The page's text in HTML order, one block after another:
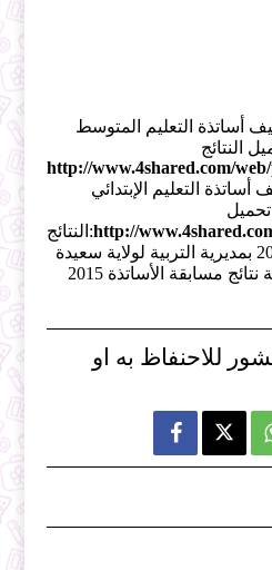
http://www.4shared.com/
تحميل
النتائج:http://
مسابقة الأساتذة 2015
للاحنفاظ به او
